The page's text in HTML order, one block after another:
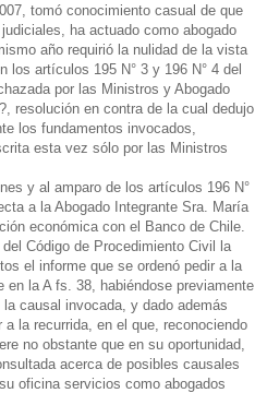
tomó conocimiento casual de que
ha actuado como abogado
año requirió la nulidad de la vista
los artículos 195 N° 3 y 196 N° 4 del
por las Ministros y Abogado
resolución en contra de la cual dedujo
los fundamentos invocados,
esta vez sólo por las Ministros
y al amparo de los artículos 196 N°
a la Abogado Integrante Sra. María
económica con el Banco de Chile.
Código de Procedimiento Civil la
el informe que se ordenó pedir a la
la A fs. 38, habiéndose previamente
causal invocada, y dado además
la recurrida, en el que, reconociendo
no obstante que en su oportunidad,
acerca de posibles causales
oficina servicios como abogados